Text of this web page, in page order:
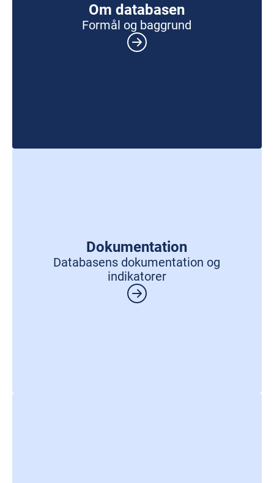
Om databasen
Formål og baggrund
Dokumentation
Databasens dokumentation og
indikatorer